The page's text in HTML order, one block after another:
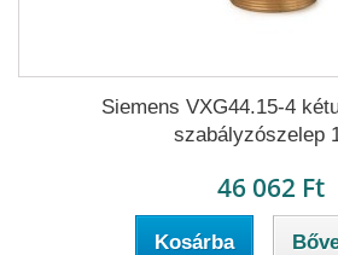
Siemens VXG44.15-4
szabályzószelep
46 062 Ft
Kosárba